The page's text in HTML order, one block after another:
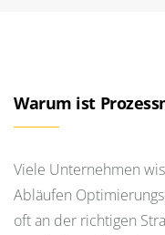
Warum ist
Viele Unternehmen
Abläufen
oft an der richtigen